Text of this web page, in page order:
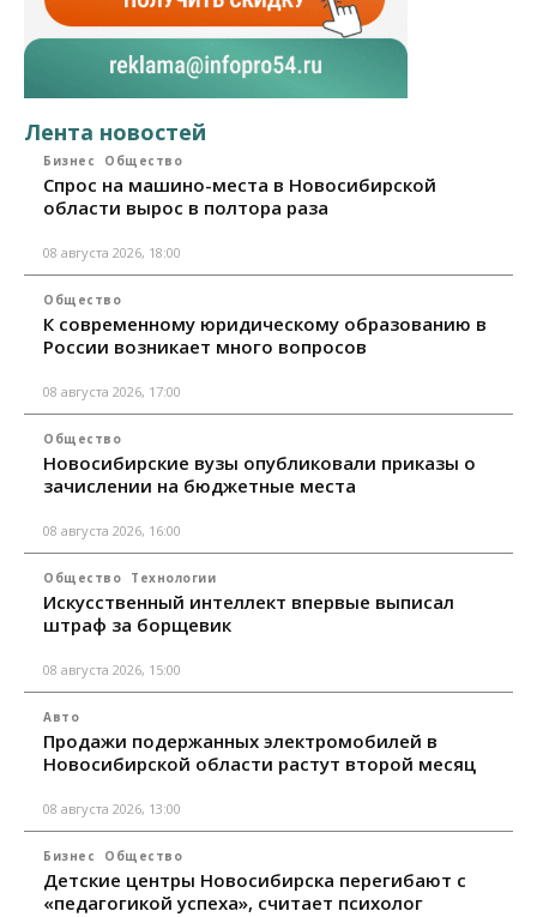
Лента новостей
Бизнес Общество
Спрос на машино-места в Новосибирской
области вырос в полтора раза
08 августа 2026, 18:00
Общество
К современному юридическому образованию в
России возникает много вопросов
08 августа 2026, 17:00
Общество
Новосибирские вузы опубликовали приказы о
зачислении на бюджетные места
08 августа 2026, 16:00
Общество Технологии
Искусственный интеллект впервые выписал
штраф за борщевик
08 августа 2026, 15:00
Авто
Продажи подержанных электромобилей в
Новосибирской области растут второй месяц
08 августа 2026, 13:00
Бизнес Общество
Детские центры Новосибирска перегибают с
«педагогикой успеха», считает психолог